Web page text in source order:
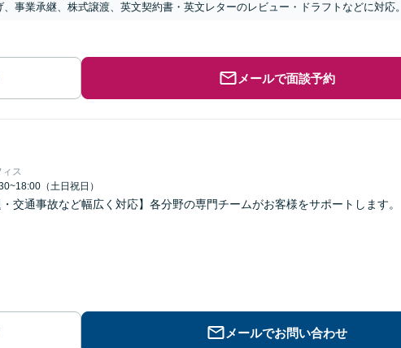
事業承継、株式譲渡、英文契約書・英文レターのレビュー・ドラフトなどに対応。
メールで面談予約
ス
（土日祝日）
交通事故など幅広く対応】各分野の専門チームがお客様をサポートします。
メールでお問い合わせ